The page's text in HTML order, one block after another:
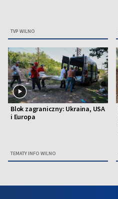
TVP WILNO
Blok zagraniczny: Ukraina, USA
i Europa
TEMATY INFO WILNO